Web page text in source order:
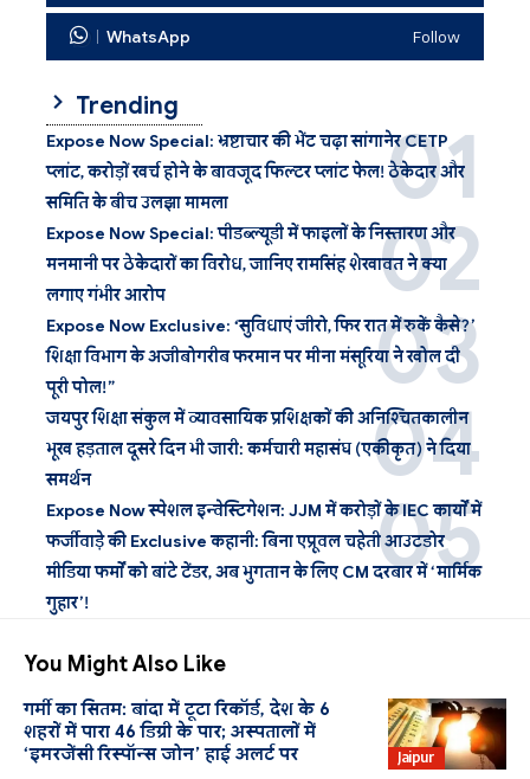
WhatsApp Follow
Trending
Expose Now Special: भ्रष्टाचार की भेंट चढ़ा सांगानेर CETP
प्लांट, करोड़ों खर्च होने के बावजूद फिल्टर प्लांट फेल! ठेकेदार और
समिति के बीच उलझा मामला
Expose Now Special: पीडब्ल्यूडी में फाइलों के निस्तारण और
मनमानी पर ठेकेदारों का विरोध, जानिए रामसिंह शेखावत ने क्या
लगाए गंभीर आरोप
Expose Now Exclusive: ‘सुविधाएं जीरो, फिर रात में रुकें कैसे?’
शिक्षा विभाग के अजीबोगरीब फरमान पर मीना मंसूरिया ने खोल दी
पूरी पोल!”
जयपुर शिक्षा संकुल में व्यावसायिक प्रशिक्षकों की अनिश्चितकालीन
भूख हड़ताल दूसरे दिन भी जारी: कर्मचारी महासंघ (एकीकृत) ने दिया
समर्थन
Expose Now स्पेशल इन्वेस्टिगेशन: JJM में करोड़ों के IEC कार्यों में
फर्जीवाड़े की Exclusive कहानी: बिना एप्रूवल चहेती आउटडोर
मीडिया फर्मों को बांटे टेंडर, अब भुगतान के लिए CM दरबार में ‘मार्मिक
गुहार’!
You Might Also Like
Jaipur
गर्मी का सितम: बांदा में टूटा रिकॉर्ड, देश के 6
शहरों में पारा 46 डिग्री के पार; अस्पतालों में
‘इमरजेंसी रिस्पॉन्स जोन’ हाई अलर्ट पर